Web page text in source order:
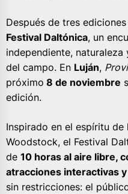
Después de tres
Festival Daltónica, un
independiente,
del campo. En Luján,
próximo 8 de noviembre
edición.
Inspirado en el espíritu
Woodstock, el Festival
de 10 horas al aire libre,
atracciones interactivas
sin restricciones: el